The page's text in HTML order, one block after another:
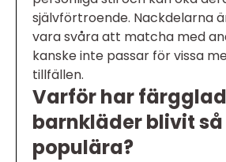
självförtroende. Nackdelarna
vara svåra att matcha med
kanske inte passar för vissa
tillfällen.
Varför har
barnkläder blivit så
populära?